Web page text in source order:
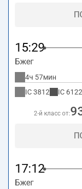
15:29
Бжег
4ч 57мин
IC3812 IC 6122
2-й класс от:
17:12
Бжег